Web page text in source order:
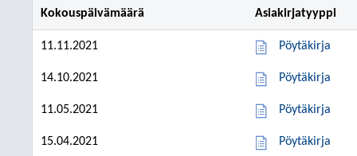
Kokouspäivämäärä Asiakirjatyyppi
11.11.2021 Pöytäkirja
14.10.2021 Pöytäkirja
11.05.2021 Pöytäkirja
15.04.2021 Pöytäkirja